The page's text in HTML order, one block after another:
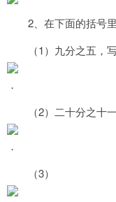
2 、在下面的括号
（1 ）九分之五，
．
（2）二十分之十
．
（3）